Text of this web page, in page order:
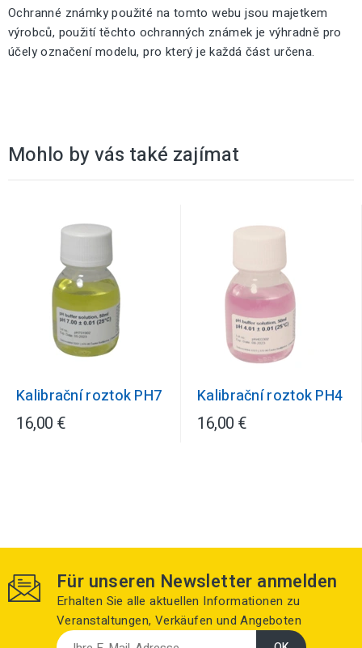
Ochranné známky použité na tomto webu jsou majetkem
výrobců, použití těchto ochranných známek je výhradně pro
účely označení modelu, pro který je každá část určena.
Mohlo by vás také zajímat
Kalibrační roztok PH7
16,00 €
Kalibrační roztok PH4
16,00 €
Für unseren Newsletter anmelden
Erhalten Sie alle aktuellen Informationen zu
Veranstaltungen, Verkäufen und Angeboten